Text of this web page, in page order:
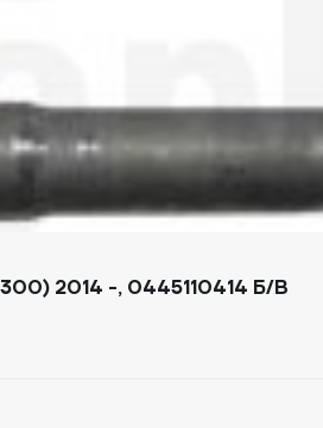
2014 -, 0445110414 Б/В